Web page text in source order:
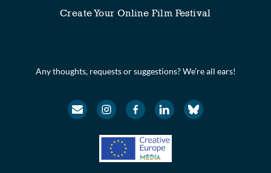
Create Your Online Film Festival
Any thoughts, requests or suggestions? We’re all ears!